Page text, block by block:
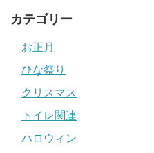
カテゴリー
お正月
ひな祭り
クリスマス
トイレ関連
ハロウィン